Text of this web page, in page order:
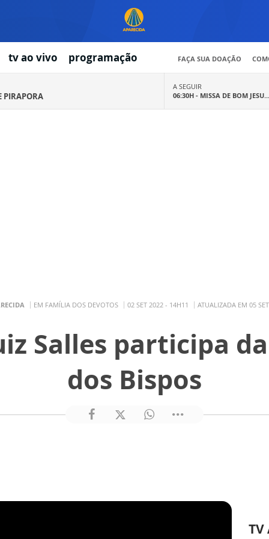
tv ao vivo programação FAÇA SUA DOAÇÃO
PIRAPORA
A SEGUIR
06:30H - MISSA DE BOM JESU...
EM FAMÍLIA DOS DEVOTOS 02 SET 2022 - 14H11 ATUALIZADA EM 05
Salles participa
dos Bispos
TV